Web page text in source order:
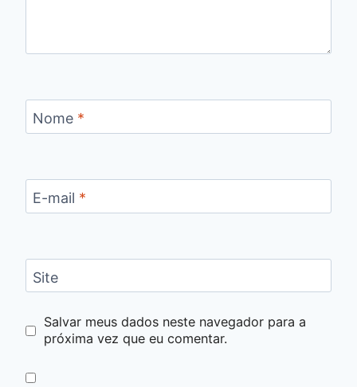
Nome *
E-mail *
Site
Salvar meus dados neste navegador para a
próxima vez que eu comentar.